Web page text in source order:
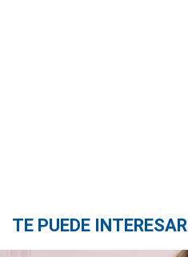
TE PUEDE INTERESAR